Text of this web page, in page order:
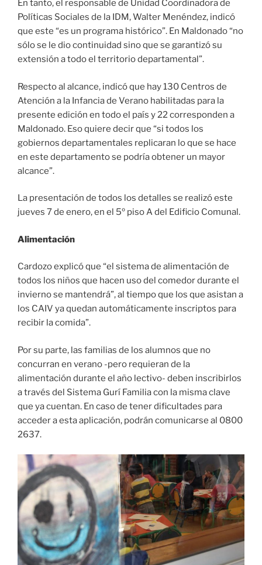
En tanto, el responsable de Unidad Coordinadora de
Políticas Sociales de la IDM, Walter Menéndez, indicó
que este “es un programa histórico”. En Maldonado “no
sólo se le dio continuidad sino que se garantizó su
extensión a todo el territorio departamental”.
Respecto al alcance, indicó que hay 130 Centros de
Atención a la Infancia de Verano habilitadas para la
presente edición en todo el país y 22 corresponden a
Maldonado. Eso quiere decir que “si todos los
gobiernos departamentales replicaran lo que se hace
en este departamento se podría obtener un mayor
alcance”.
La presentación de todos los detalles se realizó este
jueves 7 de enero, en el 5º piso A del Edificio Comunal.
Alimentación
Cardozo explicó que “el sistema de alimentación de
todos los niños que hacen uso del comedor durante el
invierno se mantendrá”, al tiempo que los que asistan a
los CAIV ya quedan automáticamente inscriptos para
recibir la comida”.
Por su parte, las familias de los alumnos que no
concurran en verano -pero requieran de la
alimentación durante el año lectivo- deben inscribirlos
a través del Sistema Gurí Familia con la misma clave
que ya cuentan. En caso de tener dificultades para
acceder a esta aplicación, podrán comunicarse al 0800
2637.